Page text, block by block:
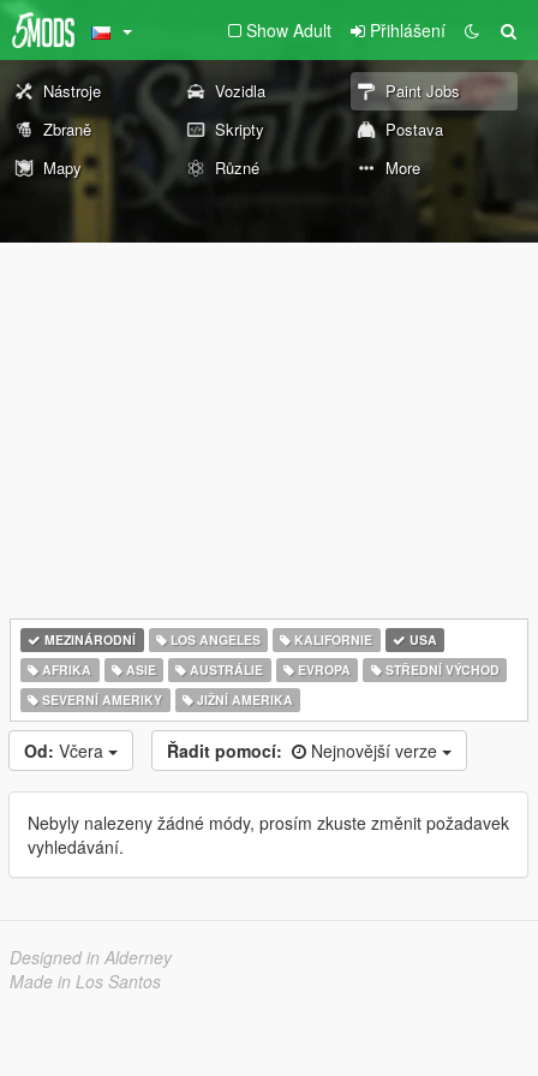
Show Adult Přihlášení
Nástroje Vozidla
Paint Jobs
Zbraně
Skripty
Postava
Mapy
Různé More
MEZINÁRODNÍ LOS ANGELES KALIFORNIE
USA
AFRIKA
ASIE AUSTRÁLIE EVROPA
STŘEDNÍ VÝCHOD
SEVERNÍ AMERIKY
JIŽNÍ AMERIKA
Od: Včera Řadit pomocí: Nejnovější verze
Nebyly nalezeny žádné módy, prosím zkuste změnit požadavek
vyhledávání.
Designed in Alderney
Made in Los Santos